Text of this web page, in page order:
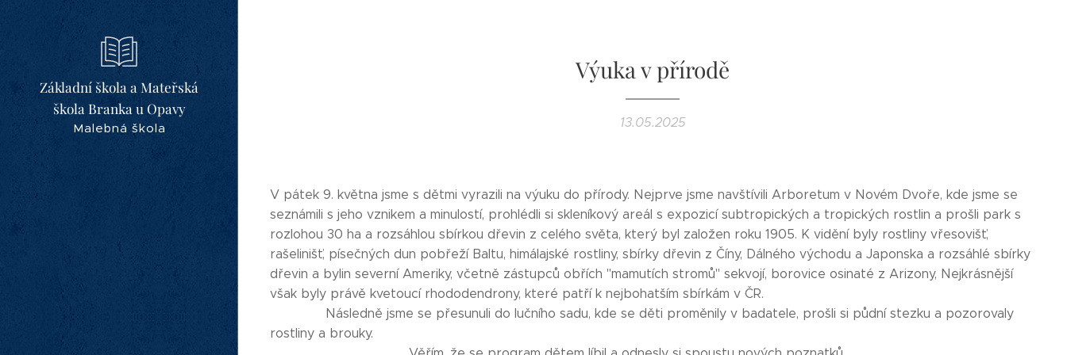
Základní škola a Mateřská
škola Branka u Opavy
Malebná škola
Výuka v přírodě
13.05.2025
V pátek 9. května jsme s dětmi vyrazili na výuku do přírody. Nejprve jsme navštívili Arboretum v Novém Dvoře, kde jsme se
seznámili s jeho vznikem a minulostí, prohlédli si skleníkový areál s expozicí subtropických a tropických rostlin a prošli park s
rozlohou 30 ha a rozsáhlou sbírkou dřevin z celého světa, který byl založen roku 1905. K vidění byly rostliny vřesovišť,
rašelinišť, písečných dun pobřeží Baltu, himálajské rostliny, sbírky dřevin z Číny, Dálného východu a Japonska a rozsáhlé sbírky
dřevin a bylin severní Ameriky, včetně zástupců obřích "mamutích stromů" sekvojí, borovice osinaté z Arizony, Nejkrásnější
však byly právě kvetoucí rhododendrony, které patří k nejbohatším sbírkám v ČR.
Následně jsme se přesunuli do lučního sadu, kde se děti proměnily v badatele, prošli si půdní stezku a pozorovaly
rostliny a brouky.